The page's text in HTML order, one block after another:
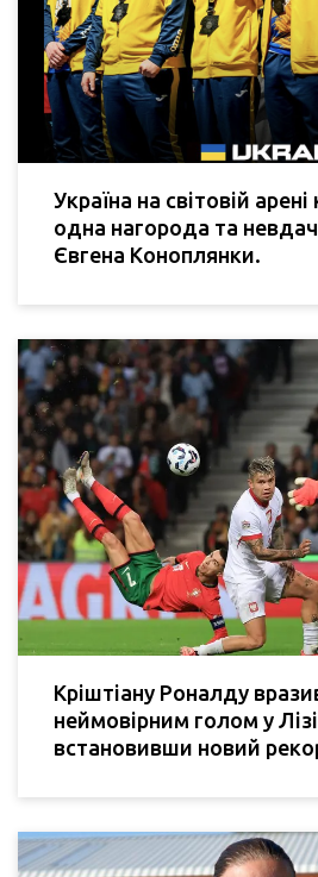
Україна на світовій
одна нагорода та
Євгена Коноплянки.
Кріштіану Роналду
неймовірним голом у Лізі
встановивши новий